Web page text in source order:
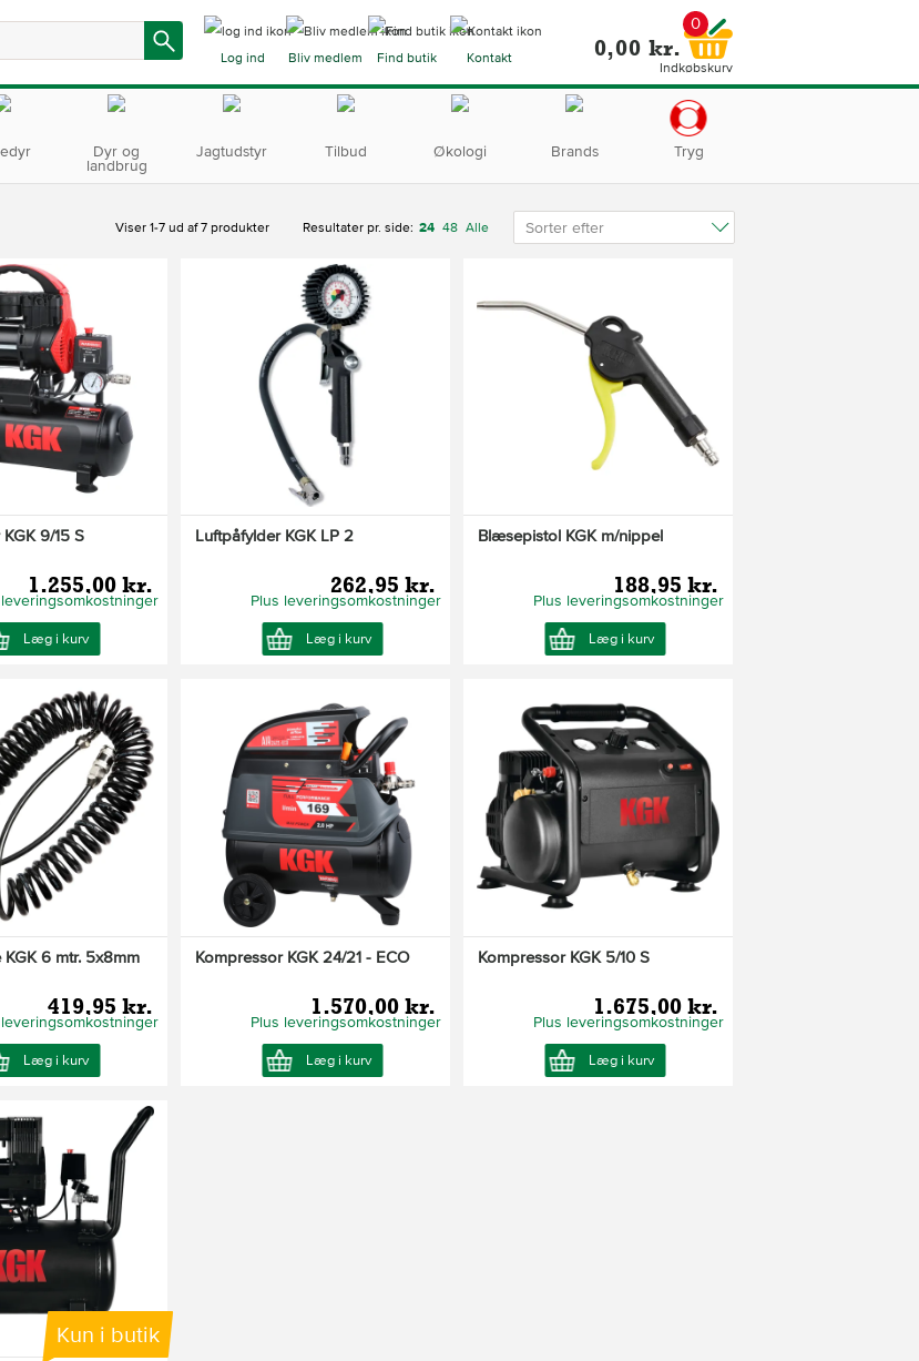
Log ind Bliv medlem Find butik Kontakt
0
0,00 kr.
Indkøbskurv
Dyr og
landbrug
Jagtudstyr Tilbud Økologi Brands Tryg
Viser 1-7 ud af 7 produkter Resultater pr. side: 24 48 Alle Sorter efter
9/15 S
1.255,00 kr.
Læg i kurv
Luftpåfylder KGK LP 2
262,95 kr.
Læg i kurv
Plus leveringsomkostninger
Blæsepistol KGK m/nippel
188,95 kr.
Læg i kurv
Plus leveringsomkostninger
6 mtr. 5x8mm
419,95 kr.
Læg i kurv
Kompressor KGK 24/21 - ECO
1.570,00 kr.
Læg i kurv
Plus leveringsomkostninger
Kompressor KGK 5/10 S
1.675,00 kr.
Læg i kurv
Plus leveringsomkostninger
Kun i butik